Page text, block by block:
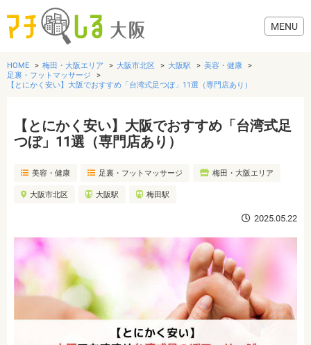
グルメ
歯医者・病院
おでかけ
HOME 梅田・大阪エリア 大阪市北区 大阪駅
美容・健康
足裏・フットマッサージ
【とにかく安い】大阪でおすすめ「台湾式足つぼ」11選（専門店あり）
【とにかく安い】大阪でおすすめ「台湾式足
つぼ」11選（専門店あり）
美容・健康 足裏・フットマッサージ 梅田・大阪エリア
大阪市北区 大阪駅 梅田駅
2025.05.22